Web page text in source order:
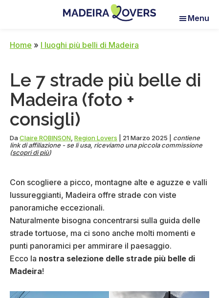
content
sidebar
réveiller
à
Madère
Menu
Home » I luoghi più belli di Madeira
Le 7 strade più belle di
Madeira (foto +
consigli)
Da Claire ROBINSON Region Lovers 21 Marzo 2025
contiene
link di affiliazione - se li usa, riceviamo una piccola commissione
(scopri di più)
Con scogliere a picco, montagne alte e aguzze e valli
lussureggianti, Madeira offre strade con viste
panoramiche eccezionali.
Naturalmente bisogna concentrarsi sulla guida delle
strade tortuose, ma ci sono anche molti momenti e
punti panoramici per ammirare il paesaggio.
Ecco la nostra selezione delle strade più belle di
Madeira!